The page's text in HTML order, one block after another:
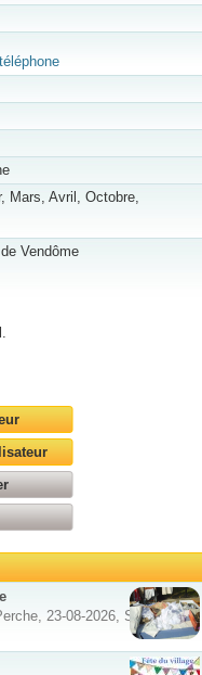
Mars, Avril, Octobre,
Vendôme
23-08-2026, Stade de